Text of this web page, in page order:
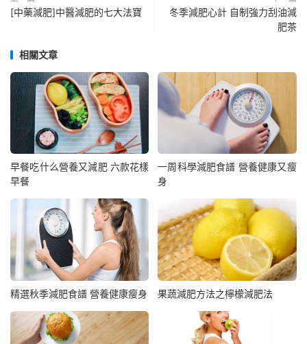
[中藥減肥]中醫減肥的七大法寶
冬季減肥心計 自制強力刮油減
肥茶
相關文章
早餐吃什么營養又減肥 六款花樣
早餐
一周科學減肥食譜 營養健康又瘦
身
精選秋季減肥食譜 營養健康瘦身 果蔬減肥方法之檸檬減肥法